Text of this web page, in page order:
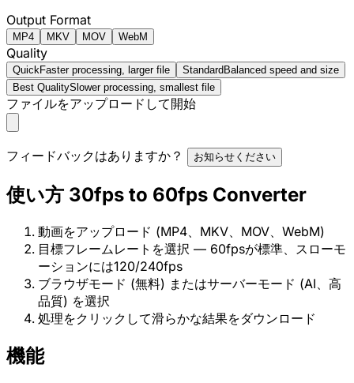
Output Format
MP4 MKV MOV WebM
Quality
Quick Faster processing, larger file Standard Balanced speed and size
Best QualitySlower processing, smallest file
ファイルをアップロードして開始
フィードバックはありますか？ お知らせください
使い方 30fps to 60fps Converter
動画をアップロード (MP4、MKV、MOV、WebM)
目標フレームレートを選択 — 60fpsが標準、スローモ
ーションには120/240fps
ブラウザモード (無料) またはサーバーモード (AI、高
品質) を選択
処理をクリックして滑らかな結果をダウンロード
機能